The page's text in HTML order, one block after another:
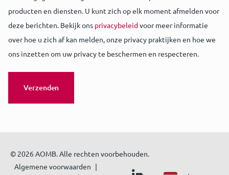
producten en diensten. U kunt zich op elk moment afmelden voor
deze berichten. Bekijk ons privacybeleidvoor meer informatie
over hoe u zich af kan melden, onze privacy praktijken en hoe we
ons inzetten om uw privacy te beschermen en respecteren.
© 2026 AOMB. Alle rechten voorbehouden.
Algemene voorwaarden